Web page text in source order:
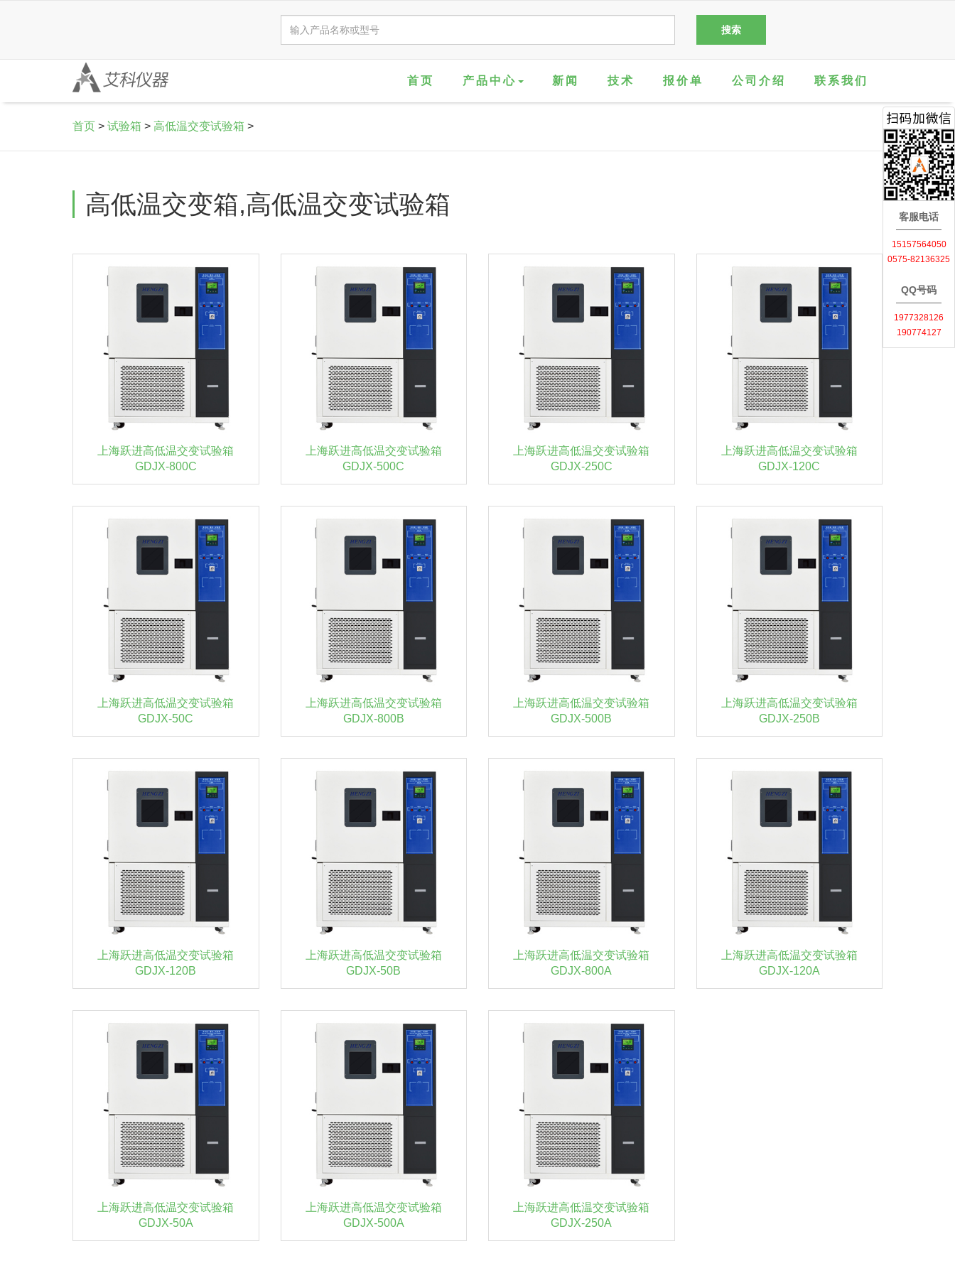
首页 产品中心 新闻 技术 报价单 公司介绍 联系我们
首页 > 试验箱 > 高低温交变试验箱 >
高低温交变箱,高低温交变试验箱
上海跃进高低温交变试验箱
GDJX-800C
上海跃进高低温交变试验箱
GDJX-500C
上海跃进高低温交变试验箱
GDJX-250C
上海跃进高低温交变试验箱
GDJX-120C
上海跃进高低温交变试验箱
GDJX-50C
上海跃进高低温交变试验箱
GDJX-800B
上海跃进高低温交变试验箱
GDJX-500B
上海跃进高低温交变试验箱
GDJX-250B
上海跃进高低温交变试验箱
GDJX-120B
上海跃进高低温交变试验箱
GDJX-50B
上海跃进高低温交变试验箱
GDJX-800A
上海跃进高低温交变试验箱
GDJX-120A
上海跃进高低温交变试验箱
GDJX-50A
上海跃进高低温交变试验箱
GDJX-500A
上海跃进高低温交变试验箱
GDJX-250A
客服电话
15157564050
0575-82136325
QQ号码
1977328126
190774127